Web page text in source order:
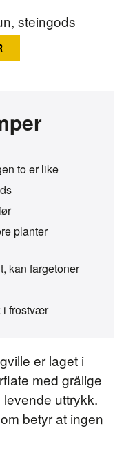
er laget i
med grålige
uttrykk.
betyr at ingen
to er like
planter
kan fargetoner
i frostvær